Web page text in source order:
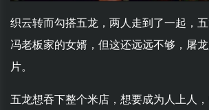
织云转而勾搭五龙，两人走到了一起，
冯老板家的女婿，但这还远远不够，屠
片。
五龙想吞下整个米店，想要成为人上人